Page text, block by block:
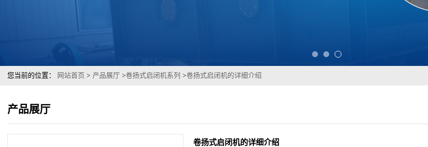
您当前的位置： 网站首页 > 产品展厅 >卷扬式启闭机系列 >卷扬式启闭机的详细介绍
产品展厅
卷扬式启闭机的详细介绍